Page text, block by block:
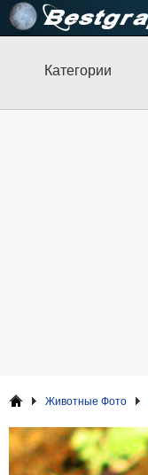
Категории
Животные Фото